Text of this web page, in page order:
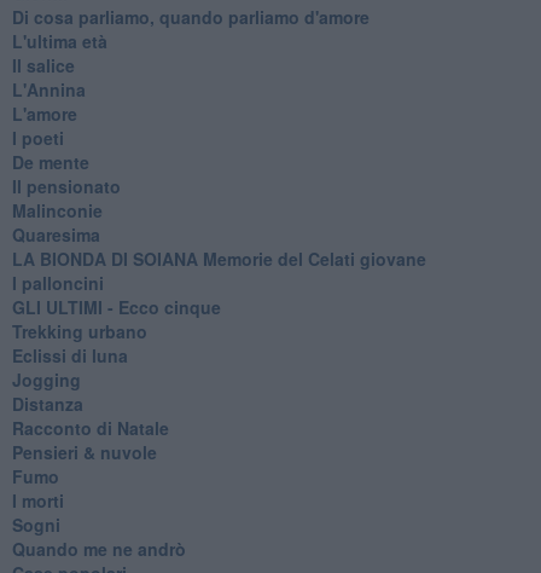
Di cosa parliamo, quando parliamo d'amore
L'ultima età
Il salice
L'Annina
L'amore
I poeti
De mente
Il pensionato
Malinconie
Quaresima
LA BIONDA DI SOIANA Memorie del Celati giovane
I palloncini
GLI ULTIMI - Ecco cinque
Trekking urbano
Eclissi di luna
Jogging
Distanza
Racconto di Natale
Pensieri & nuvole
Fumo
I morti
Sogni
Quando me ne andrò